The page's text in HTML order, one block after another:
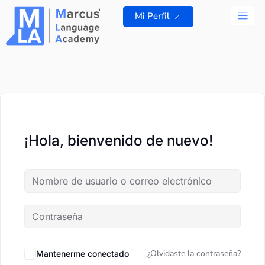
contenido
Mi Perfil
¡Hola, bienvenido de nuevo!
Mantenerme conectado ¿Olvidaste la contraseña?